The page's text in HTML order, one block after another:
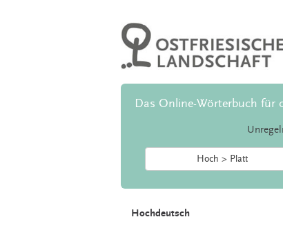
Das Online-Wörterbuch für
Hoch > Platt
Hochdeutsch